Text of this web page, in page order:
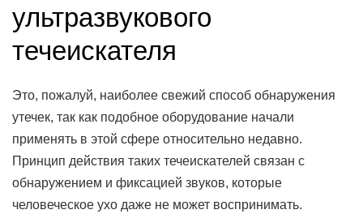
ультразвукового
течеискателя
Это, пожалуй, наиболее свежий способ обнаружения
утечек, так как подобное оборудование начали
применять в этой сфере относительно недавно.
Принцип действия таких течеискателей связан с
обнаружением и фиксацией звуков, которые
человеческое ухо даже не может воспринимать.